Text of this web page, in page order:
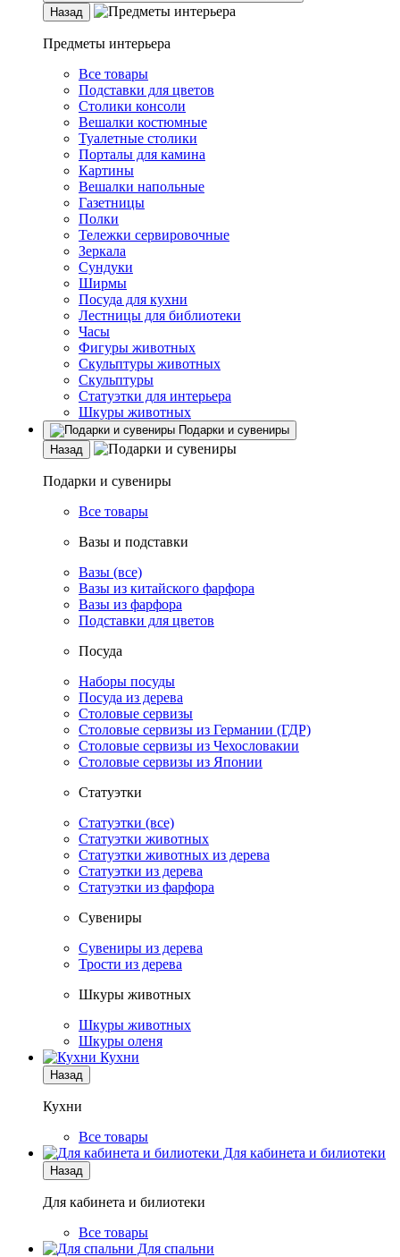
Назад
Предметы интерьера
Все товары
Подставки для цветов
Столики консоли
Вешалки костюмные
Туалетные столики
Порталы для камина
Картины
Вешалки напольные
Газетницы
Полки
Тележки сервировочные
Зеркала
Сундуки
Ширмы
Посуда для кухни
Лестницы для библиотеки
Часы
Фигуры животных
Скульптуры животных
Скульптуры
Статуэтки для интерьера
Шкуры животных
Подарки и сувениры
Назад
Подарки и сувениры
Все товары
Вазы и подставки
Вазы (все)
Вазы из китайского фарфора
Вазы из фарфора
Подставки для цветов
Посуда
Наборы посуды
Посуда из дерева
Столовые сервизы
Столовые сервизы из Германии (ГДР)
Столовые сервизы из Чехословакии
Столовые сервизы из Японии
Статуэтки
Статуэтки (все)
Статуэтки животных
Статуэтки животных из дерева
Статуэтки из дерева
Статуэтки из фарфора
Сувениры
Сувениры из дерева
Трости из дерева
Шкуры животных
Шкуры животных
Шкуры оленя
Кухни
Назад
Кухни
Все товары
Для кабинета и билиотеки
Назад
Для кабинета и билиотеки
Все товары
Для спальни